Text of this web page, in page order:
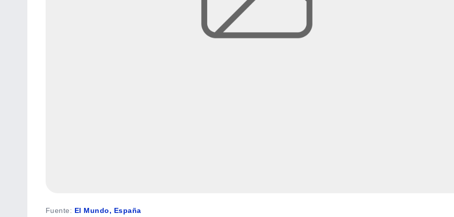
Fuente: El Mundo, España